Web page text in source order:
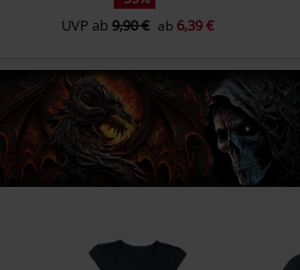
UVP ab9,90 € ab 6,39 €